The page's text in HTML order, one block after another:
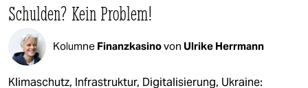
Schulden? Kein Problem!
Kolumne Finanzkasinovon Ulrike Herrmann
Klimaschutz, Infrastruktur, Digitalisierung, Ukraine: